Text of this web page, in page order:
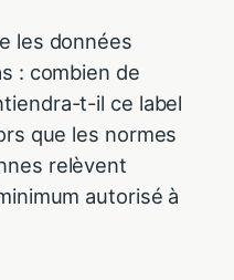
les données
: combien de
t-il ce label
que les normes
relèvent
autorisé à